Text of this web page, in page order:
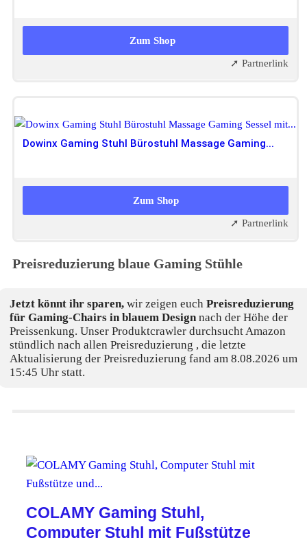
Zum Shop
➚ Partnerlink
Dowinx Gaming Stuhl Bürostuhl Massage Gaming...
Zum Shop
➚ Partnerlink
Preisreduzierung blaue Gaming Stühle
Jetzt könnt ihr sparen,wir zeigen euchPreisreduzierung
für Gaming-Chairs in blauem Design nach der Höhe der
Preissenkung. Unser Produktcrawler durchsucht Amazon
stündlich nach allen Preisreduzierung , die letzte
Aktualisierung der Preisreduzierung fand am 8.08.2026 um
15:45 Uhr statt.
COLAMY Gaming Stuhl,
Computer Stuhl mit Fußstütze